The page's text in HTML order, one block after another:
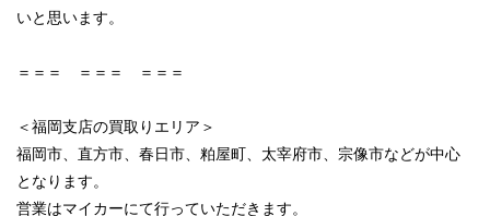
いと思います。
＝＝＝ ＝＝＝ ＝＝＝
＜福岡支店の買取りエリア＞
福岡市、直方市、春日市、粕屋町、太宰府市、宗像市などが中心
となります。
営業はマイカーにて行っていただきます。